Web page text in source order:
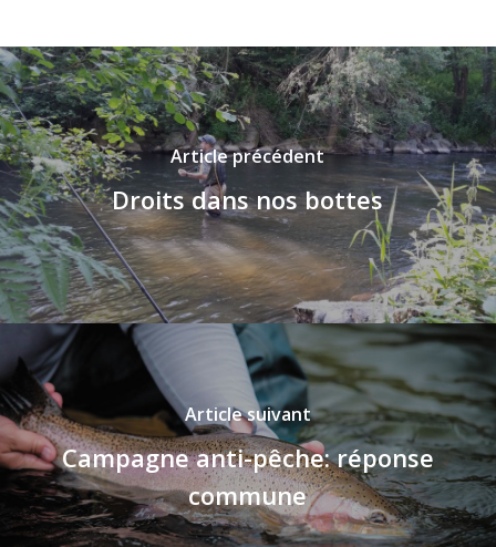
Article précédent
Droits dans nos bottes
Article suivant
Campagne anti-pêche: réponse
commune